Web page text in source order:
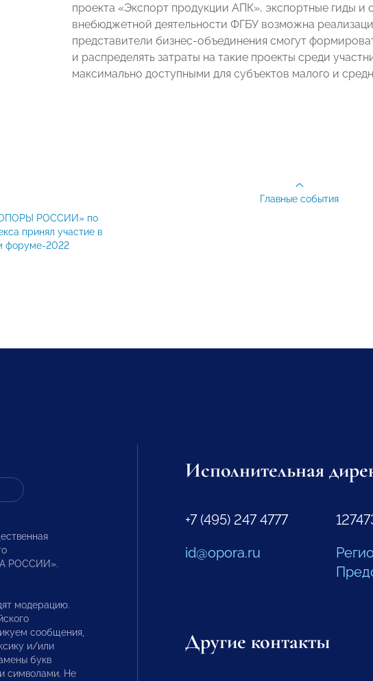
проекта «Экспорт продукции АПК», экспортные гиды
внебюджетной деятельности ФГБУ возможна
представители бизнес-объединения смогут
и распределять затраты на такие проекты среди
максимально доступными для субъектов малого и
РОССИИ» по
принял участие в
форуме-2022
Главные события
РОССИИ».
модерацию.
сообщения,
и/или
букв
символами. Не
Исполнительная
+7 (495) 247 4777
id@opora.ru
Другие контакты